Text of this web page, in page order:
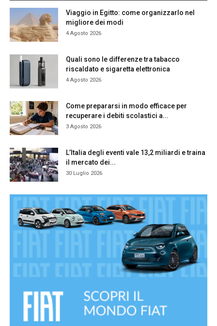
Viaggio in Egitto: come organizzarlo nel
migliore dei modi
4 Agosto 2026
Quali sono le differenze tra tabacco
riscaldato e sigaretta elettronica
4 Agosto 2026
Come prepararsi in modo efficace per
recuperare i debiti scolastici a...
3 Agosto 2026
L’Italia degli eventi vale 13,2 miliardi e traina
il mercato dei...
30 Luglio 2026